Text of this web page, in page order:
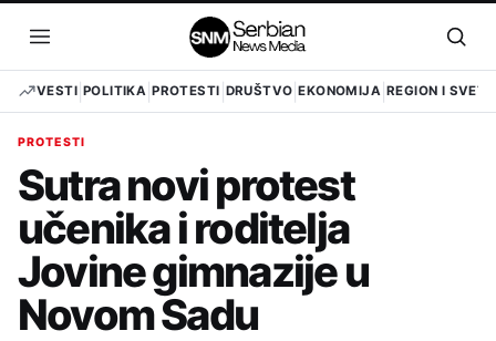
sadržaj
Otvori
meni
VESTI POLITIKA PROTESTI DRUŠTVO EKONOMIJA REGION I SVET
PROTESTI
Sutra novi protest
učenika i roditelja
Jovine gimnazije u
Novom Sadu